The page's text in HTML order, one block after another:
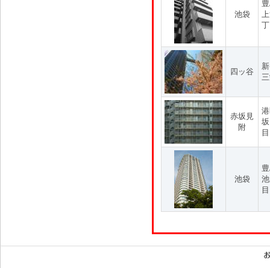
池袋
四ッ谷
赤坂見
附
目
池袋
目